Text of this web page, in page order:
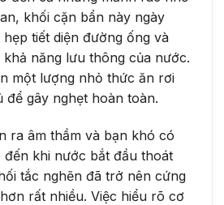
khối cặn bẩn này ngày
tiết diện đường ống và
khả năng lưu thông của nước.
một lượng nhỏ thức ăn rơi
để gây nghẹt hoàn toàn.
ra âm thầm và bạn khó có
khi nước bắt đầu thoát
tắc nghẽn đã trở nên cứng
rất nhiều. Việc hiểu rõ cơ